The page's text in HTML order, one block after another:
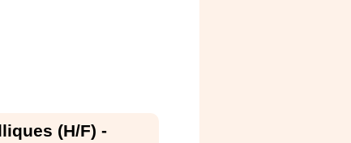
(H/F) -